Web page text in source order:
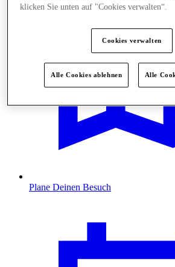
Plane Deinen Besuch
klicken Sie unten auf "Cookies verwalten“.
Cookies verwalten
Alle Cookies ablehnen Alle